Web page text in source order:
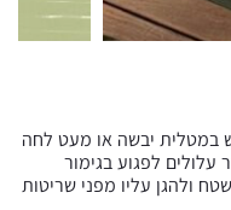
במטלית יבשה או מעט לחה
לפגוע בגימור
ולהגן עליו מפני שריטות